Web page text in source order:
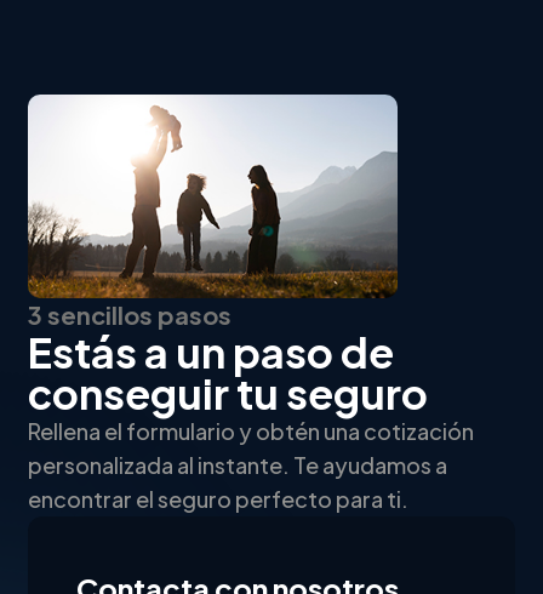
3 sencillos pasos
Estás a un paso de
conseguir tu seguro
Rellena el formulario y obtén una cotización
personalizada al instante. Te ayudamos a
encontrar el seguro perfecto para ti.